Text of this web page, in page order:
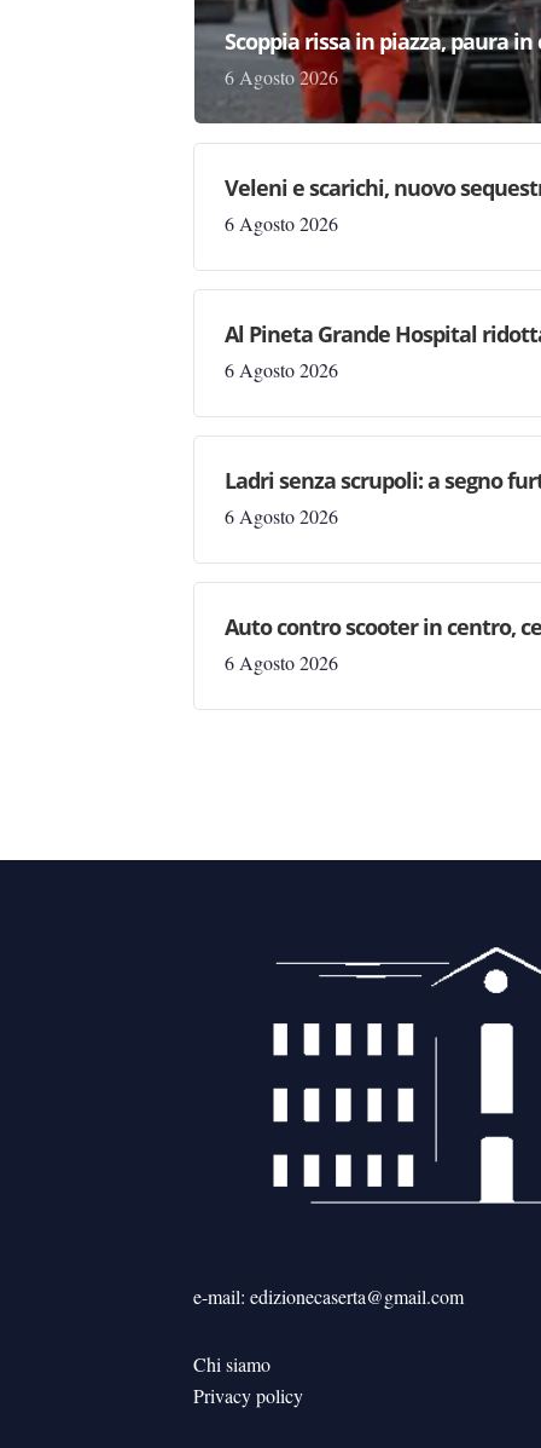
Scoppia rissa in piazza, paura
6 Agosto 2026
Veleni e scarichi, nuovo
6 Agosto 2026
Al Pineta Grande Hospital
6 Agosto 2026
Ladri senza scrupoli: a segno
6 Agosto 2026
Auto contro scooter in centro,
6 Agosto 2026
e-mail: edizionecaserta@gmail.com
Chi siamo
Privacy policy